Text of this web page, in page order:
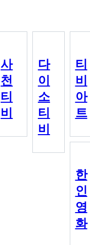
사
천
티
비
다
이
소
티
비
티
비
아
트
한
인
영
화